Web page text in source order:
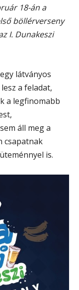
18-án a
böllérverseny
I. Dunakeszi
látványos
a feladat,
a legfinomabb
áll meg a
csapatnak
is.